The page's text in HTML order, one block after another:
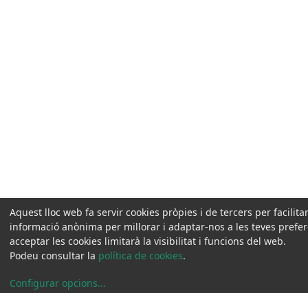
Aquest lloc web fa servir cookies pròpies i de tercers per
informació anònima per millorar i adaptar-nos a les teves
acceptar les cookies limitarà la visibilitat i funcions del web.
Podeu consultar la política de cookies.
Configurar opcions...